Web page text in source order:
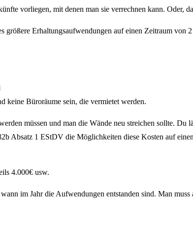
vorliegen, mit denen man sie verrechnen kann. Oder,
Erhaltungsaufwendungen auf einen Zeitraum von
keine Büroräume sein, die vermietet werden.
müssen und man die Wände neu streichen sollte. Du
Absatz 1 EStDV die Möglichkeiten diese Kosten auf
4.000€ usw.
im Jahr die Aufwendungen entstanden sind. Man